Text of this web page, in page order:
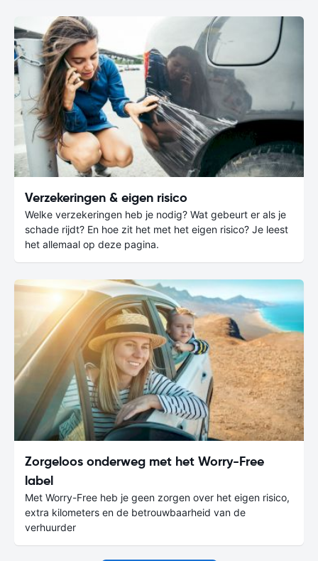
Verzekeringen & eigen risico
Welke verzekeringen heb je nodig? Wat gebeurt er als je
schade rijdt? En hoe zit het met het eigen risico? Je leest
het allemaal op deze pagina.
Zorgeloos onderweg met het Worry-Free
label
Met Worry-Free heb je geen zorgen over het eigen risico,
extra kilometers en de betrouwbaarheid van de
verhuurder